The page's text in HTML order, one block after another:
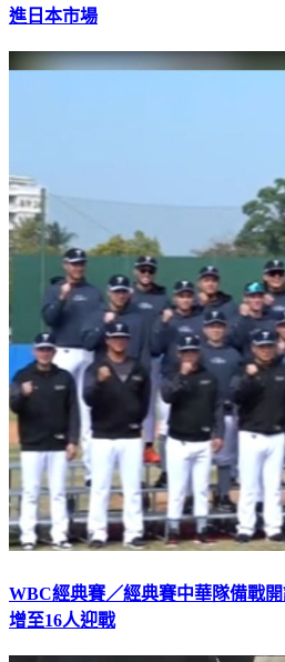
進日本市場
WBC經典賽／經典賽中華隊備戰
增至16人迎戰